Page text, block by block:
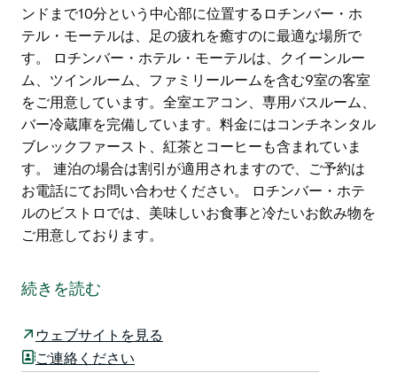
ンドまで10分という中心部に位置するロチンバー・ホ
テル・モーテルは、足の疲れを癒すのに最適な場所で
す。 ロチンバー・ホテル・モーテルは、クイーンルー
ム、ツインルーム、ファミリールームを含む9室の客室
をご用意しています。全室エアコン、専用バスルーム、
バー冷蔵庫を完備しています。料金にはコンチネンタル
ブレックファースト、紅茶とコーヒーも含まれていま
す。 連泊の場合は割引が適用されますので、ご予約は
お電話にてお問い合わせください。 ロチンバー・ホテ
ルのビストロでは、美味しいお食事と冷たいお飲み物を
ご用意しております。
ンドまで10分という中心部に位置するロチンバー・ホ
テル・モーテルは、足の疲れを癒すのに最適な場所で
ロチンバー・ホテル・モーテルは、クイーンルーム、ツ
続きを読む
ウェブサイトを見る
ご連絡ください